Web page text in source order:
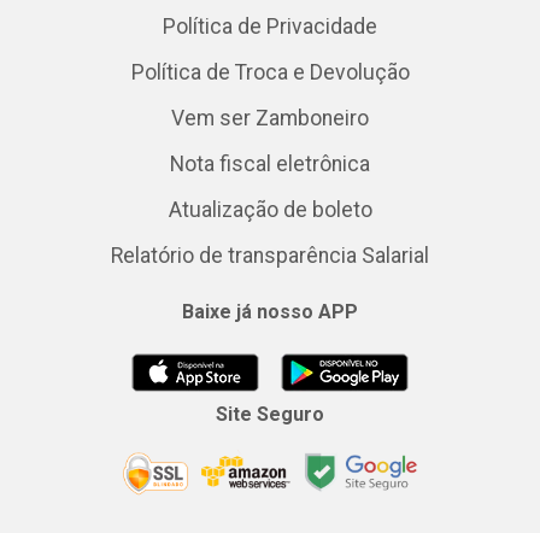
Política de Privacidade
Política de Troca e Devolução
Vem ser Zamboneiro
Nota fiscal eletrônica
Atualização de boleto
Relatório de transparência Salarial
Baixe já nosso APP
Site Seguro